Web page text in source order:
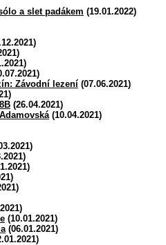
a slet padákem (19.01.2022)
Závodní lezení (07.06.2021)
(26.04.2021)
(10.04.2021)
(10.01.2021)
(06.01.2021)